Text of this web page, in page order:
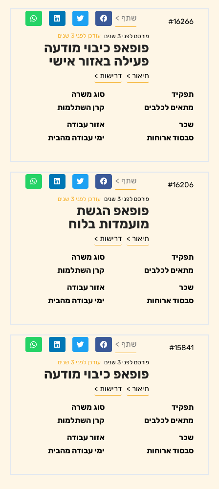
#16266 שתף >
פורסם לפני 3 שנים עודכן לפני 3 שנים
פופאפ כיבוי מודעה
פעילה באזור אישי
תיאור > דרישות >
תפקיד
מתאים לכלבים
סוג משרה
קרן השתלמות
שכר
סבסוד ארוחות
אזור עבודה
ימי עבודה מהבית
#16206 שתף >
פורסם לפני 3 שנים עודכן לפני 3 שנים
פופאפ הגשת
מועמדות בלוח
תיאור > דרישות >
תפקיד
מתאים לכלבים
סוג משרה
קרן השתלמות
שכר
סבסוד ארוחות
אזור עבודה
ימי עבודה מהבית
#15841 שתף >
פורסם לפני 3 שנים עודכן לפני 3 שנים
פופאפ כיבוי מודעה
תיאור > דרישות >
תפקיד
מתאים לכלבים
סוג משרה
קרן השתלמות
שכר
סבסוד ארוחות
אזור עבודה
ימי עבודה מהבית